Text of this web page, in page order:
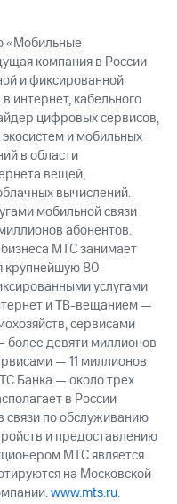
«Мобильные
компания в России
и фиксированной
интернет, кабельного
цифровых сервисов,
и мобильных
в области
вещей,
вычислений.
мобильной связи
абонентов.
МТС занимает
крупнейшую 80-
услугами
и ТВ-вещанием —
сервисами
более девяти миллионов
— 11 миллионов
Банка — около трех
в России
связи по обслуживанию
и предоставлению
МТС является
на Московской
www.mts.ru.